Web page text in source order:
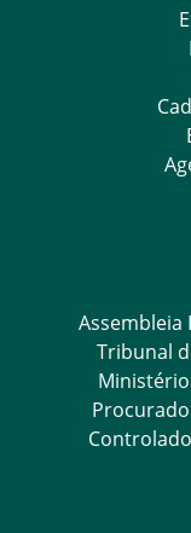
Assembleia
Tribunal